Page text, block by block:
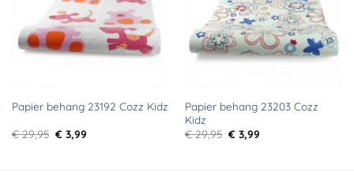
Papier behang 23192 Cozz Kidz
€29,95 Oorspronkelijke
prijs
€ 3,99Huidige
Papier behang 23203 Cozz
Kidz
€29,95 Oorspronkelijke
prijs
€ 3,99Huidige